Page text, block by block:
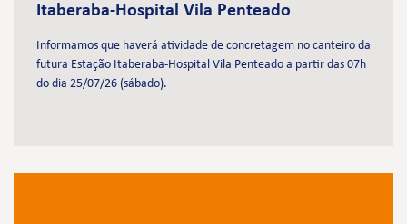
Itaberaba-Hospital Vila Penteado
Informamos que haverá atividade de concretagem no canteiro da
futura Estação Itaberaba-Hospital Vila Penteado a partir das 07h
do dia 25/07/26 (sábado).